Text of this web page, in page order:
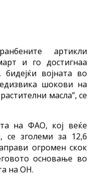
артикли
и го достигнаа
бидејќи војната во
шокови на
масла”, се
на ФАО, кој веќе
се зголеми за 12,6
огромен скок
основање во
на ОН.